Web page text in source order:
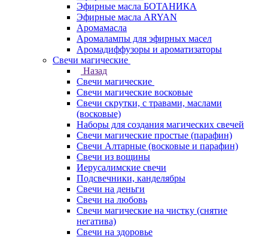
Эфирные масла БОТАНИКА
Эфирные масла ARYAN
Аромамасла
Аромалампы для эфирных масел
Аромадиффузоры и ароматизаторы
Свечи магические
Назад
Свечи магические
Свечи магические восковые
Свечи скрутки, с травами, маслами
(восковые)
Наборы для создания магических свечей
Свечи магические простые (парафин)
Свечи Алтарные (восковые и парафин)
Свечи из вощины
Иерусалимские свечи
Подсвечники, канделябры
Свечи на деньги
Свечи на любовь
Свечи магические на чистку (снятие
негатива)
Свечи на здоровье